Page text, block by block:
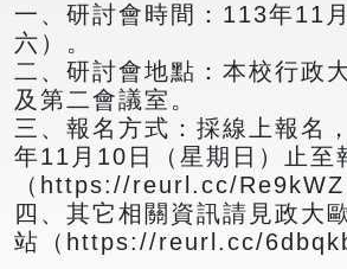
一、研討會時間：113年11
六）。
二、研討會地點：本校行政
及第二會議室。
三、報名方式：採線上報名
年11月10日（星期日）止至
（https://reurl.cc/Re9kWZ
四、其它相關資訊請見政大
站（https://reurl.cc/6dbqkb